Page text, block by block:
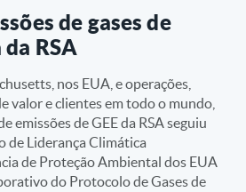
de gases de
RSA
nos EUA, e operações,
valor e clientes em todo o mundo,
emissões de GEE da RSA seguiu
de Liderança Climática
de Proteção Ambiental dos EUA
do Protocolo de Gases de